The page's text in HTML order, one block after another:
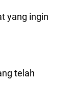
yang ingin
telah